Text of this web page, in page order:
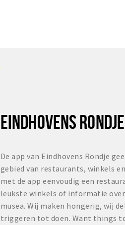
EINDHOVENS
De app van Eindhovens Rondje
gebied van restaurants, winkels
met de app eenvoudig een
leukste winkels of informatie
musea. Wij maken hongerig, wij
triggeren tot doen. Want things